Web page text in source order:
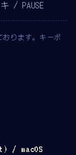
/ PAUSE
ります。キーボ
/ macOS